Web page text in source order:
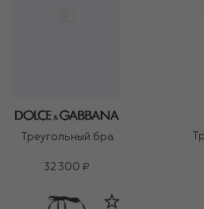
Треугольный бра
32 300 ₽